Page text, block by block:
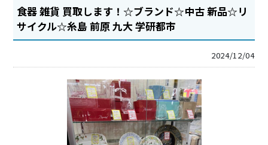
食器 雑貨 買取します！☆ブランド☆中古 新品☆リ
サイクル☆糸島 前原 九大 学研都市
2024/12/04